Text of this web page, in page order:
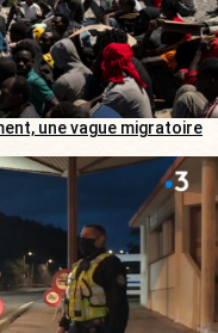
une vague migratoire